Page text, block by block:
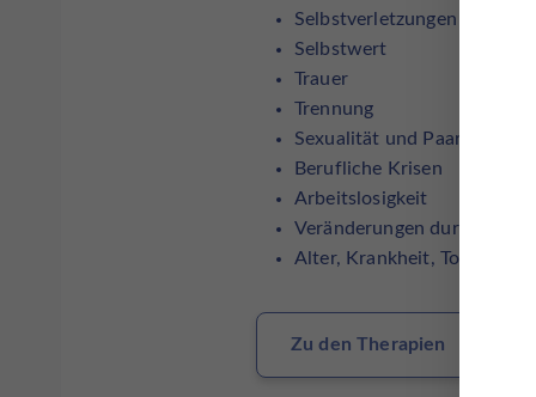
Selbstverletzungen
Selbstwert
Trauer
Trennung
Sexualität und
Berufliche Krisen
Arbeitslosigkeit
Veränderungen durch Rente
Alter, Krankheit, Tod
Zu den Therapien